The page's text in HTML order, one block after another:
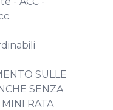
SULLE
SENZA
RATA